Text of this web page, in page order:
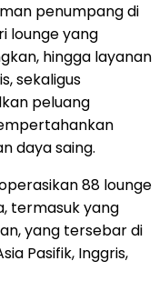
penumpang di
lounge yang
hingga layanan
sekaligus
peluang
daya saing.
88 lounge
termasuk yang
yang tersebar di
Pasifik, Inggris,